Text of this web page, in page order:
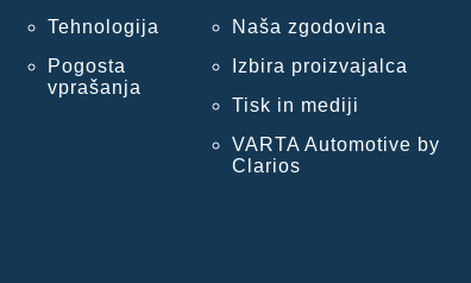
Tehnologija
Pogosta
vprašanja
Naša zgodovina
Izbira proizvajalca
Tisk in mediji
VARTA Automotive by
Clarios